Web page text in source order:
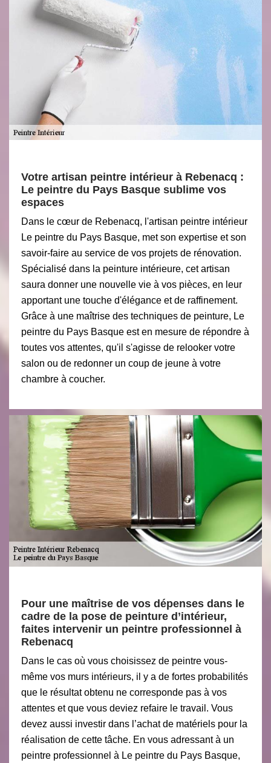
Votre artisan peintre intérieur à Rebenacq :
Le peintre du Pays Basque sublime vos
espaces
Dans le cœur de Rebenacq, l'artisan peintre intérieur
Le peintre du Pays Basque, met son expertise et son
savoir-faire au service de vos projets de rénovation.
Spécialisé dans la peinture intérieure, cet artisan
saura donner une nouvelle vie à vos pièces, en leur
apportant une touche d'élégance et de raffinement.
Grâce à une maîtrise des techniques de peinture, Le
peintre du Pays Basque est en mesure de répondre à
toutes vos attentes, qu'il s'agisse de relooker votre
salon ou de redonner un coup de jeune à votre
chambre à coucher.
Pour une maîtrise de vos dépenses dans le
cadre de la pose de peinture d’intérieur,
faites intervenir un peintre professionnel à
Rebenacq
Dans le cas où vous choisissez de peintre vous-
même vos murs intérieurs, il y a de fortes probabilités
que le résultat obtenu ne corresponde pas à vos
attentes et que vous deviez refaire le travail. Vous
devez aussi investir dans l’achat de matériels pour la
réalisation de cette tâche. En vous adressant à un
peintre professionnel à Le peintre du Pays Basque,